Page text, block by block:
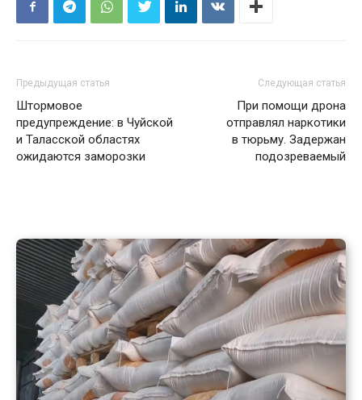
Предыдущая статья
Штормовое
предупреждение: в Чуйской
и Таласской областях
ожидаются заморозки
Следующая статья
При помощи дрона
отправлял наркотики
в тюрьму. Задержан
подозреваемый